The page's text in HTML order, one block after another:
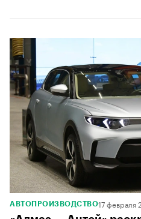
00:00 / 00:00
АВТОПРОИЗВОДСТВО17 февраля